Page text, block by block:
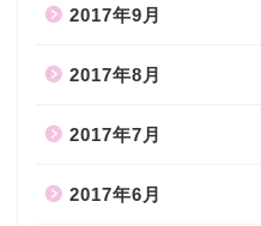
2017年9月
2017年8月
2017年7月
2017年6月